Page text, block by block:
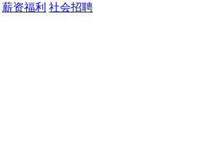
薪资福利 社会招聘